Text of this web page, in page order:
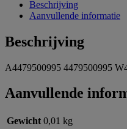
Beschrijving
Aanvullende informatie
Beschrijving
A4479500995 4479500995
Aanvullende
Gewicht 0,01 kg